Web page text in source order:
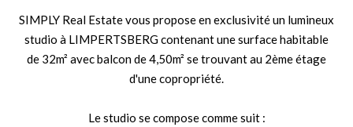
SIMPLY Real Estate vous propose en exclusivité un lumineux
studio à LIMPERTSBERG contenant une surface habitable
de 32m² avec balcon de 4,50m² se trouvant au 2ème étage
d'une copropriété.
Le studio se compose comme suit :